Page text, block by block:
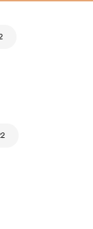
จิกายน 2562🍀